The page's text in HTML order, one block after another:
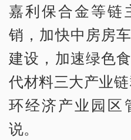
嘉利保合金等链
销，加快中房房
建设，加速绿色
代材料三大产业
环经济产业园区
说。